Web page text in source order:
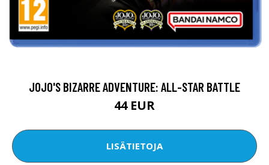
JOJO'S BIZARRE ADVENTURE: ALL-STAR BATTLE
44 EUR
LISÄTIETOJA